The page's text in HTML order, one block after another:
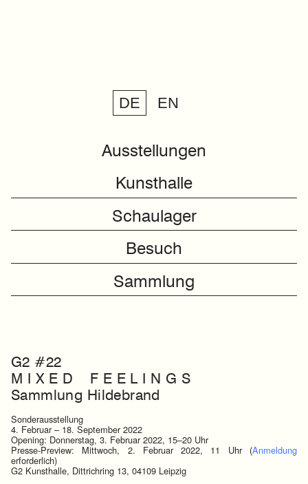
DE EN
Ausstellungen
Kunsthalle
Schaulager
Besuch
Sammlung
G2 #22
M I X E D F E E L I N G S
Sammlung Hildebrand
Sonderausstellung
4. Februar – 18. September 2022
Opening: Donnerstag, 3. Februar 2022, 15–20 Uhr
Presse-Preview: Mittwoch, 2. Februar 2022, 11 Uhr (Anmeldung
erforderlich)
G2 Kunsthalle, Dittrichring 13, 04109 Leipzig